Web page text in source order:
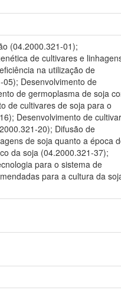
(04.2000.321-01);
de cultivares e
na utilização de
Desenvolvimento de
de germoplasma de soja
de cultivares de soja para o
Desenvolvimento de cultivar
20); Difusão de
de soja quanto a época
da soja (04.2000.321-37);
para o sistema de
para a cultura da